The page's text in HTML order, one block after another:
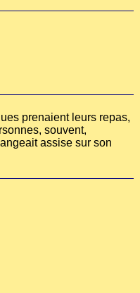
prenaient leurs repas,
souvent,
assise sur son